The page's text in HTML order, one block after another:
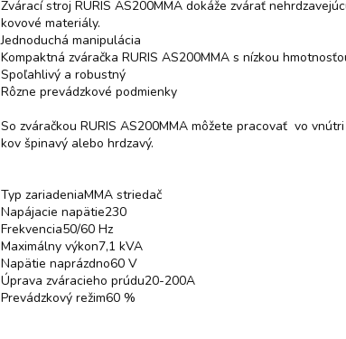
Zvárací stroj RURIS AS200MMA dokáže zvárať
kovové materiály.
Jednoduchá manipulácia
Kompaktná zváračka RURIS AS200MMA s nízkou
Spoľahlivý a robustný
Rôzne prevádzkové podmienky
So zváračkou RURIS AS200MMA môžete pracovať vo
kov špinavý alebo hrdzavý.
Typ zariadeniaMMA striedač
Napájacie napätie230
Frekvencia50/60 Hz
Maximálny výkon7,1 kVA
Napätie naprázdno60 V
Úprava zváracieho prúdu20-200A
Prevádzkový režim60 %